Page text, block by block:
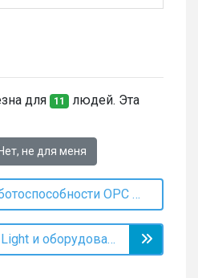
для 11 людей. Эта
Нет, не для меня
Проверка работоспособности OPC сервера
Интеграция SIMP Light и оборудования INSYTE (SPIDER PLC)